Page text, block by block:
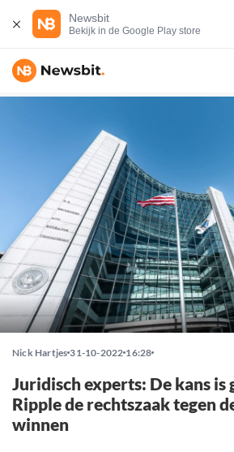
Newsbit
Bekijk in de Google Play store
Nick Hartjes 31-10-2022 16:28
Juridisch experts: De kans is
Ripple de rechtszaak tegen
winnen